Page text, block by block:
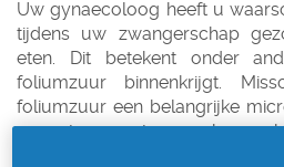
Uw gynaecoloog heeft u
tijdens uw zwangerschap
eten. Dit betekent onder
foliumzuur binnenkrijgt.
foliumzuur een belangrijke
voor jou en je ongeboren